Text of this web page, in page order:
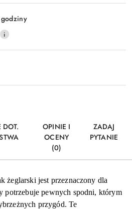
Wyślij
DOT.
OPINIE I
OCENY
(0)
ZADAJ
PYTANIE
żeglarski jest przeznaczony dla
potrzebuje pewnych spodni, którym
przygód. Te